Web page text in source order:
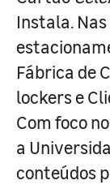
Instala.
Fábrica de
lockers e
Com foco
a
conteúdos